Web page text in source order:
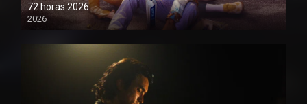
72 horas 2026
2026
1080P